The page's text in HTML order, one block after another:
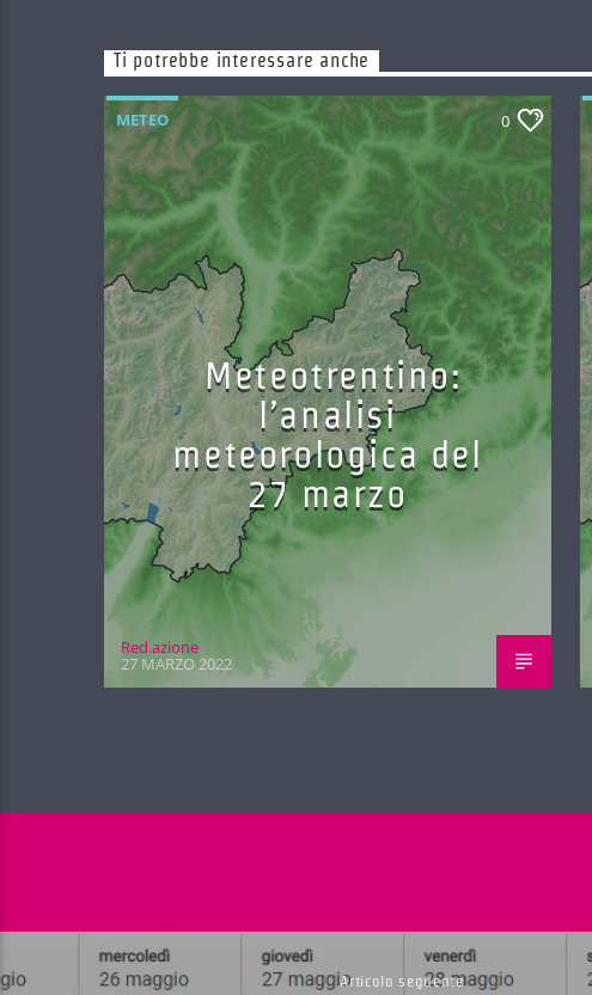
Ti potrebbe interessare anche
METEO 0
Meteotrentino:
l’analisi
meteorologica del
27 marzo
Red.azione
27 MARZO 2022
Articolo seguente